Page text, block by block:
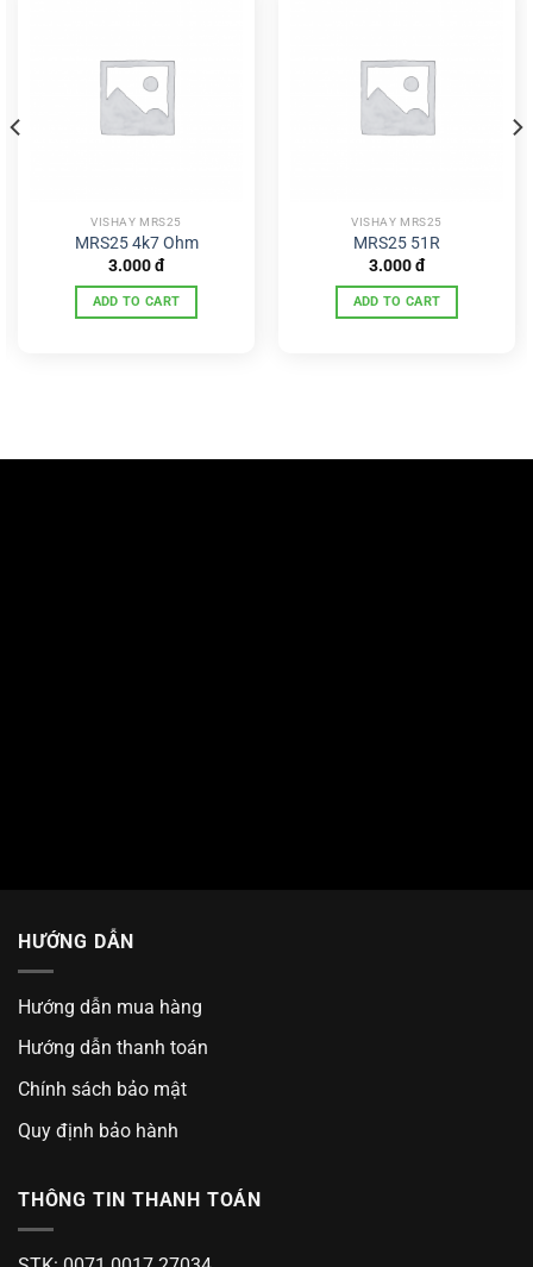
VISHAY MRS25
MRS25 4k7 Ohm
3.000đ
ADD TO CART
VISHAY MRS25
MRS25 51R
3.000đ
ADD TO CART
HƯỚNG DẪN
Hướng dẫn mua hàng
Hướng dẫn thanh toán
Chính sách bảo mật
Quy định bảo hành
THÔNG TIN THANH TOÁN